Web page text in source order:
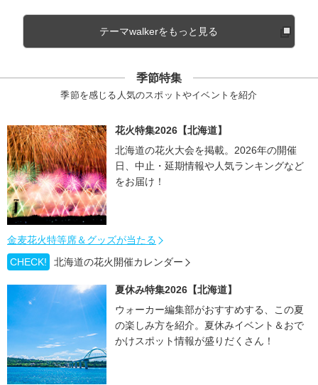
テーマwalkerをもっと見る
季節特集
季節を感じる人気のスポットやイベントを紹介
花火特集2026【北海道】
北海道の花火大会を掲載。2026年の開催
日、中止・延期情報や人気ランキングなど
をお届け！
金麦花火特等席＆グッズが当たる
CHECK!
北海道の花火開催カレンダー
夏休み特集2026【北海道】
ウォーカー編集部がおすすめする、この夏
の楽しみ方を紹介。夏休みイベント＆おで
かけスポット情報が盛りだくさん！